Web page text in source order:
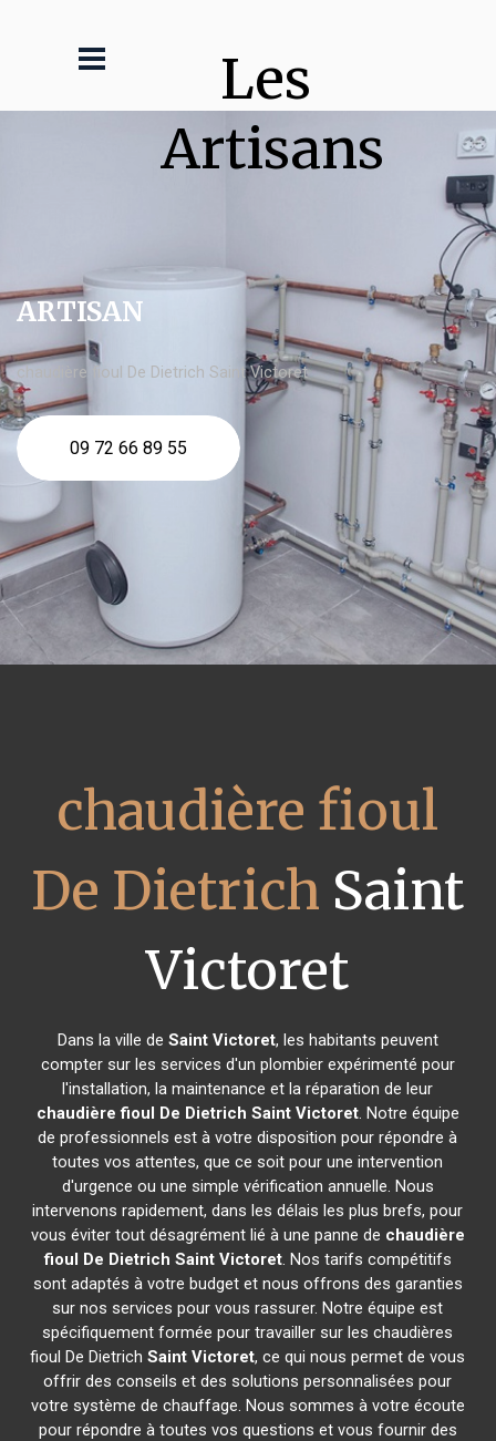
Les
Artisans
ARTISAN
chaudière fioul De Dietrich Saint Victoret
09 72 66 89 55
chaudière fioul
De Dietrich Saint
Victoret
Dans la ville de Saint Victoret, les habitants peuvent
compter sur les services d'un plombier expérimenté pour
l'installation, la maintenance et la réparation de leur
chaudière fioul De Dietrich Saint Victoret. Notre équipe
de professionnels est à votre disposition pour répondre à
toutes vos attentes, que ce soit pour une intervention
d'urgence ou une simple vérification annuelle. Nous
intervenons rapidement, dans les délais les plus brefs, pour
vous éviter tout désagrément lié à une panne de chaudière
fioul De Dietrich Saint Victoret. Nos tarifs compétitifs
sont adaptés à votre budget et nous offrons des garanties
sur nos services pour vous rassurer. Notre équipe est
spécifiquement formée pour travailler sur les chaudières
fioul De DietrichSaint Victoret, ce qui nous permet de vous
offrir des conseils et des solutions personnalisées pour
votre système de chauffage. Nous sommes à votre écoute
pour répondre à toutes vos questions et vous fournir des